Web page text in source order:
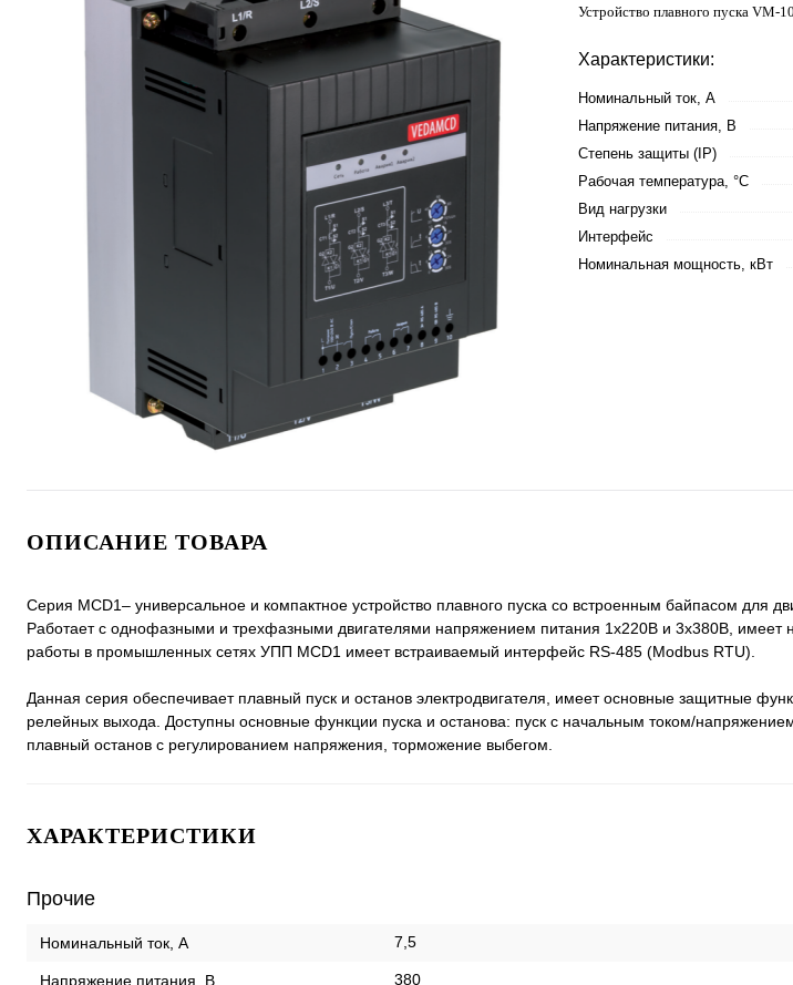
Устройство плавного пуска VM-
Характеристики:
Номинальный ток, А
Напряжение питания, В
Степень защиты (IP)
Рабочая температура, °С
Вид нагрузки
Интерфейс
Номинальная мощность, кВт
ОПИСАНИЕ ТОВАРА
Серия MCD1– универсальное и компактное устройство плавного пуска со встроенным байпасом для
Работает с однофазными и трехфазными двигателями напряжением питания 1х220В и 3х380В, имеет
работы в промышленных сетях УПП MCD1 имеет встраиваемый интерфейс RS-485 (Modbus RTU).
Данная серия обеспечивает плавный пуск и останов электродвигателя, имеет основные защитные
релейных выхода. Доступны основные функции пуска и останова: пуск с начальным током/
плавный останов с регулированием напряжения, торможение выбегом.
ХАРАКТЕРИСТИКИ
Прочие
Номинальный ток, А 7,5
Напряжение питания, В 380